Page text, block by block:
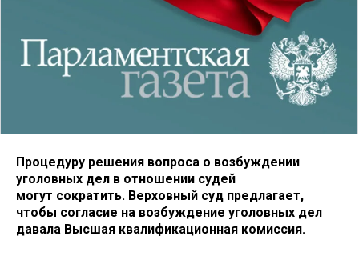
Процедуру решения вопроса о возбуждении
уголовных дел в отношении судей
могут сократить. Верховный суд предлагает,
чтобы согласие на возбуждение уголовных дел
давала Высшая квалификационная комиссия.